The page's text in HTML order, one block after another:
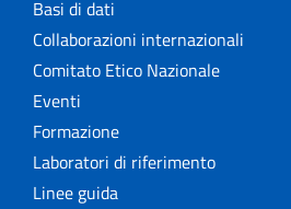
Basi di dati
Collaborazioni internazionali
Comitato Etico Nazionale
Eventi
Formazione
Laboratori di riferimento
Linee guida